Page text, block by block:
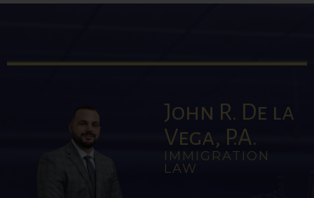
John R. De la
Vega, P.A.
IMMIGRATION
LAW